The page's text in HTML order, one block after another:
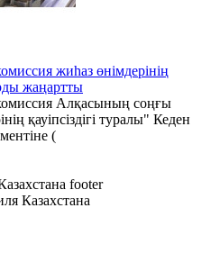
жиһаз өнімдерінің
жаңартты
Алқасының соңғы
қауіпсіздігі туралы" Кеден
(
Казахстана